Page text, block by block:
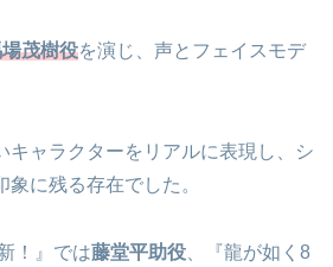
茂樹役を演じ、声とフェイスモデ
キャラクターをリアルに表現し、シ
に残る存在でした。
！』では藤堂平助役 、『龍が如く8